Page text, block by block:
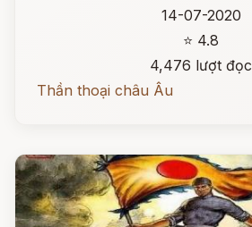
14-07-2020
⭐ 4.8
4,476 lượt đọc
Thần thoại châu Âu